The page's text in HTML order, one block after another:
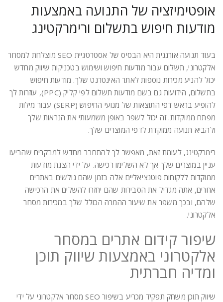
אופטימיזציה של התנועה באמצעות
מודעות חיפוש בתשלום ורימרקטינג
בעוד תנועה אורגנית היא הבסיס של אסטרטגיית SEO מוצלחת למסחר
אלקטרוני, תשלום עבור מודעות חיפוש ושימוש בטכניקות שיווק מחדש
יכול להניע מכירות נוספות לאתר האינטרנט שלך. מודעות חיפוש
בתשלום, הידועות גם בשם מודעות תשלום לפי קליק (PPC), עוזרות לך
להופיע בראש דפי התוצאות של מנועי החיפוש (SERP) עבור מילות
מפתח ממוקדות. זה יכול לשפר באופן משמעותי את הנראות שלך
ולהביא תנועה ממוקדת לדפי המוצרים שלך.
רימרקטינג, לעומת זאת, מאפשר לך להתחבר מחדש למבקרים שהביעו
עניין במוצרים שלך אך לא השלימו רכישה. על ידי הצגת מודעות
ממוקדות ללקוחות פוטנציאליים אלה בזמן שהם גולשים באתרים
אחרים, אתה מגדיל את הסבירות שהם יחזרו להשלים את הרכישה
שלהם, ובכך משפר את שיעור ההמרה הכולל שלך במכירות מסחר
אלקטרוני.
שיפור קידום אתרים במסחר
אלקטרוני באמצעות שיווק תוכן
ומדיה חברתית
שיווק תוכן משחק תפקיד מכריע בשיפור SEO מסחר אלקטרוני על ידי